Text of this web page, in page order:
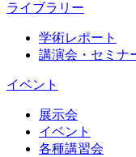
ライブラリー
学術レポート
講演会・セミナ
イベント
展示会
イベント
各種講習会